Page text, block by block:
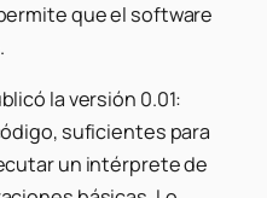
que el software
la versión 0.01:
suficientes para
un intérprete de